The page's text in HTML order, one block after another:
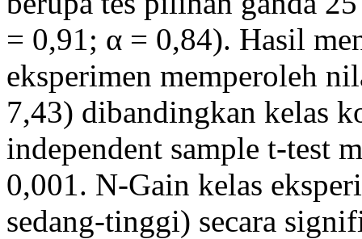
= 0,91; α = 0,84). Hasil
eksperimen memperoleh
7,43) dibandingkan kelas
independent sample t-test
0,001. N-Gain kelas
sedang-tinggi) secara